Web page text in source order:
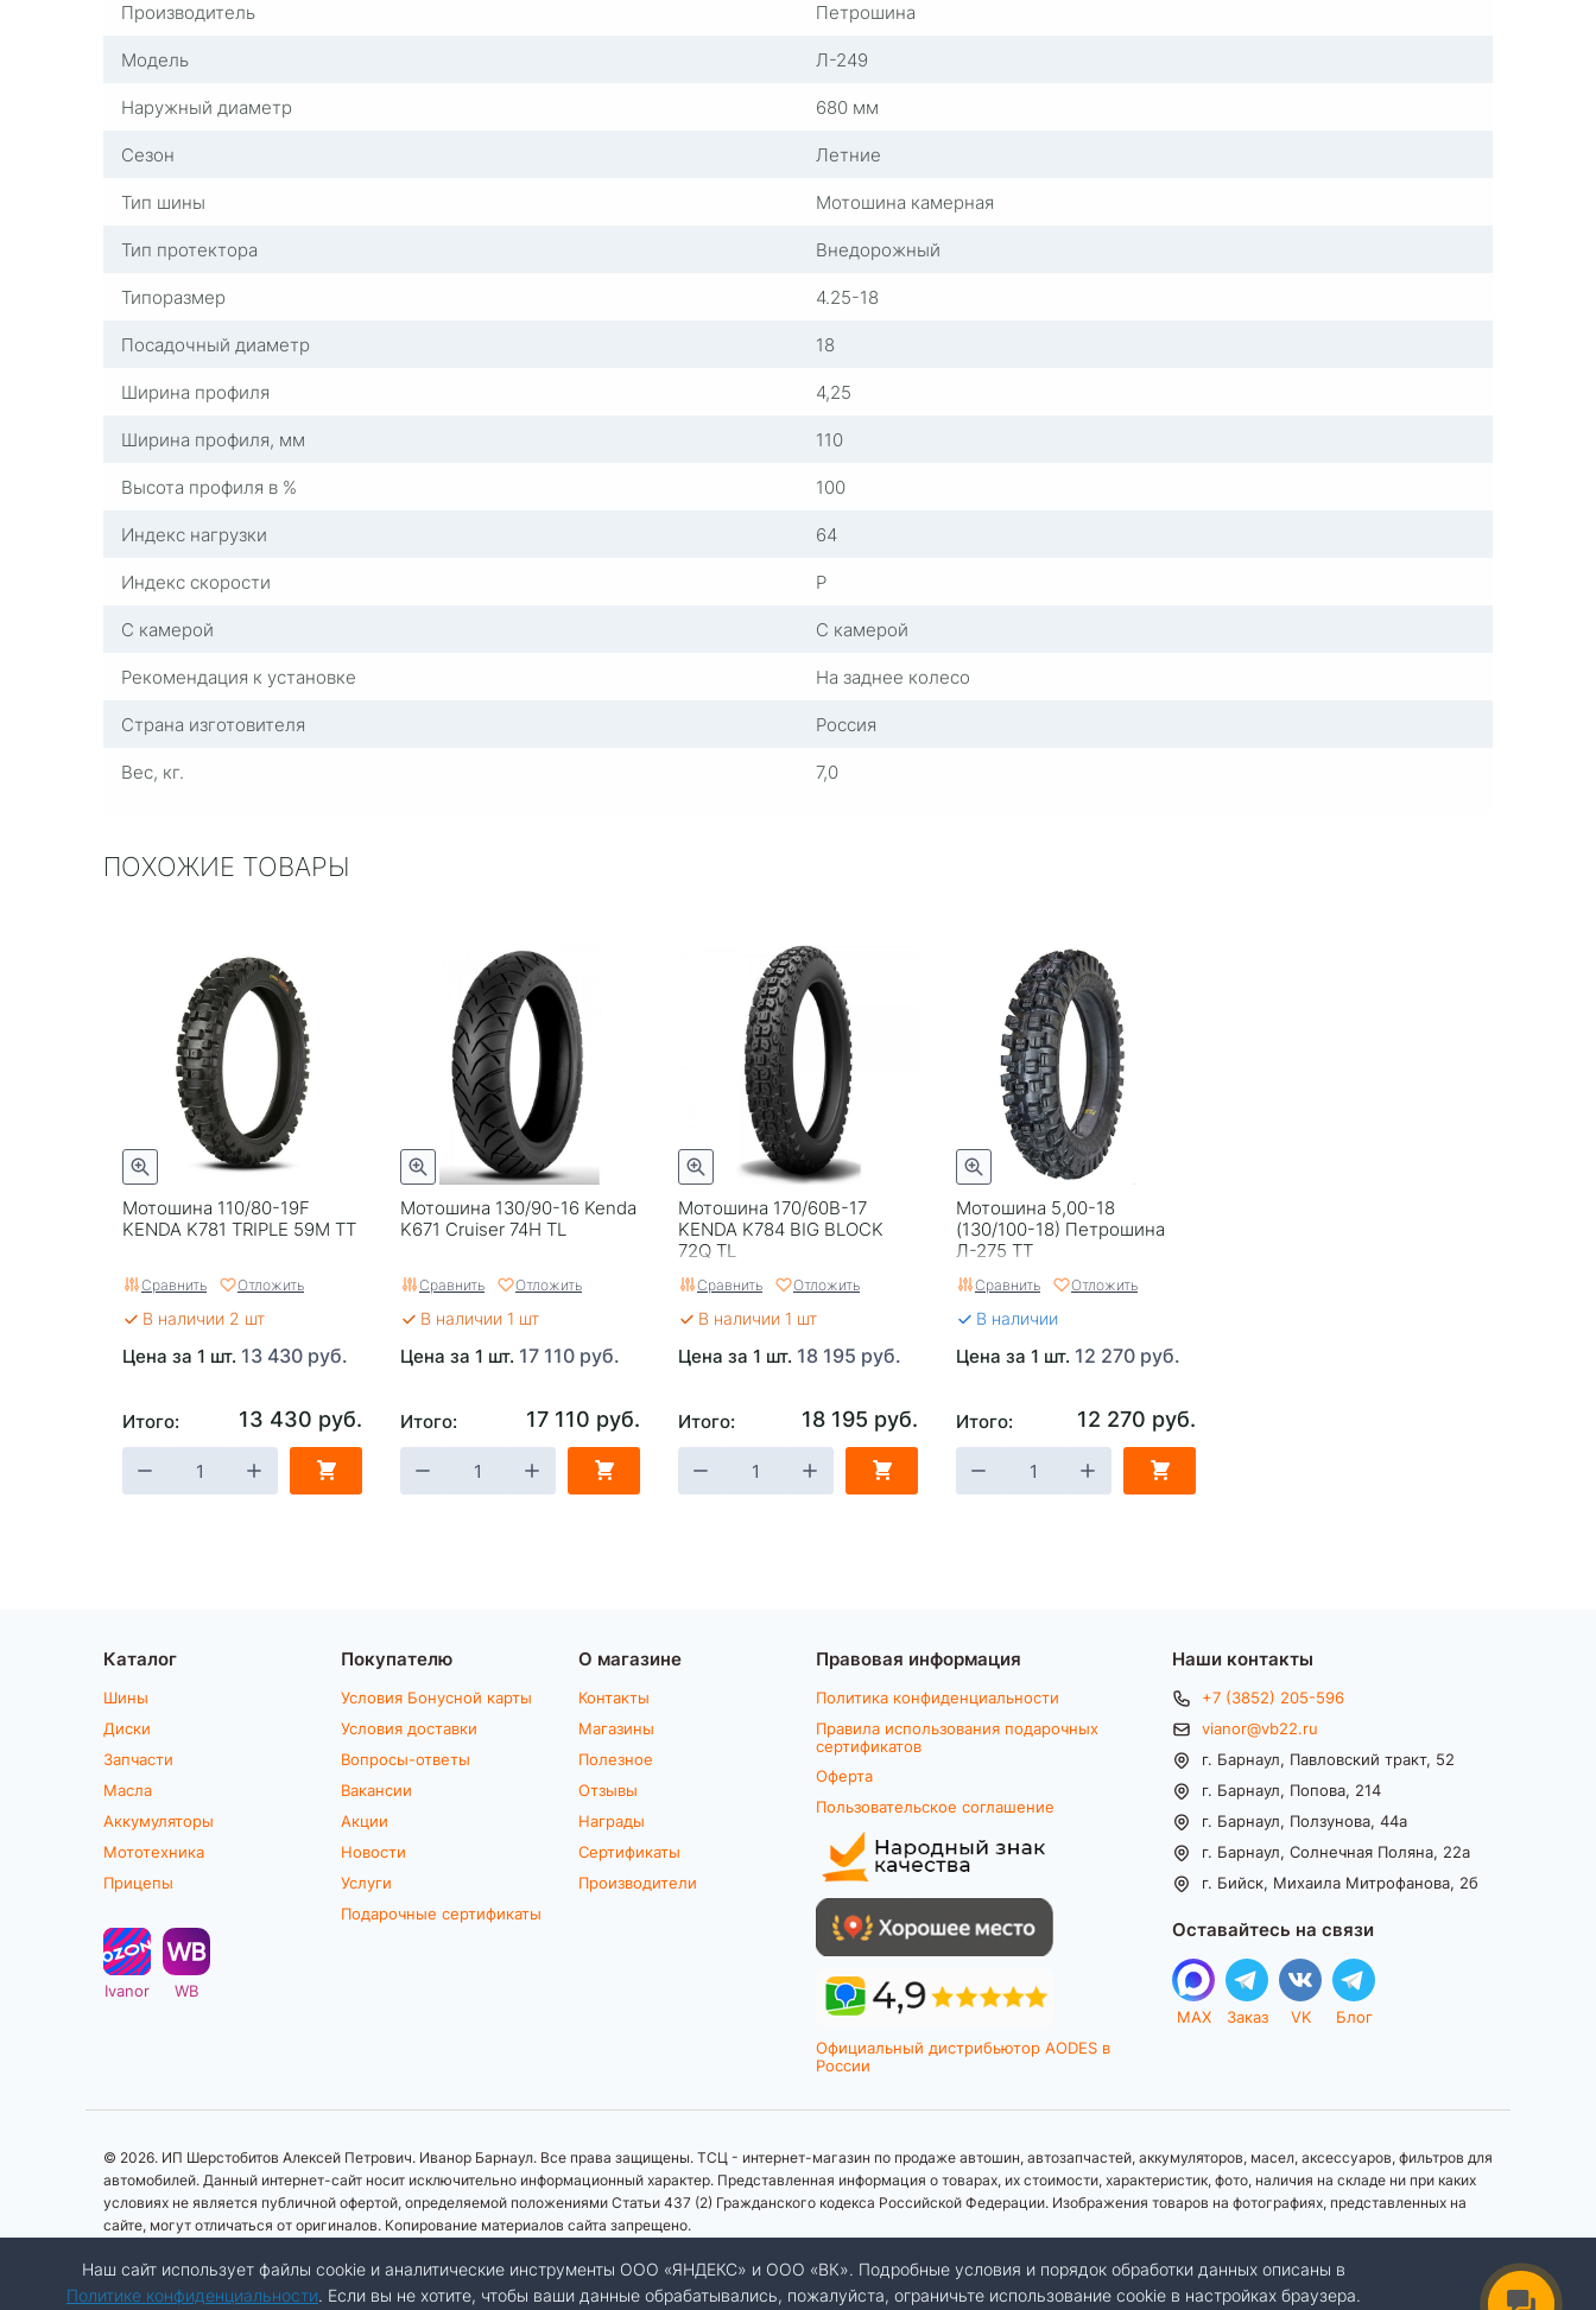
Производитель
Петрошина
Модель
Л-249
Наружный диаметр
680 мм
Сезон
Летние
Тип шины
Мотошина камерная
Тип протектора
Внедорожный
Типоразмер
4.25-18
Посадочный диаметр
18
Ширина профиля
4,25
Ширина профиля, мм
110
Высота профиля в %
100
Индекс нагрузки
64
Индекс скорости
P
С камерой
С камерой
Рекомендация к установке
На заднее колесо
Страна изготовителя
Россия
Вес, кг.
7,0
ПОХОЖИЕ ТОВАРЫ
Мотошина 110/80-19F
KENDA K781 TRIPLE 59M TT
Сравнить Отложить
В наличии 2 шт
Цена за 1 шт. 13 430 руб.
Итого: 13 430 руб.
Мотошина 130/90-16 Kenda
K671 Cruiser 74H TL
Сравнить Отложить
В наличии 1 шт
Цена за 1 шт. 17 110 руб.
Итого: 17 110 руб.
Мотошина 170/60B-17
KENDA K784 BIG BLOCK
72Q TL
Сравнить Отложить
В наличии 1 шт
Цена за 1 шт. 18 195 руб.
Итого: 18 195 руб.
Мотошина 5,00-18
(130/100-18) Петрошина
Л-275 TT
Сравнить Отложить
В наличии
Цена за 1 шт. 12 270 руб.
Итого: 12 270 руб.
Каталог
Шины
Диски
Запчасти
Масла
Аккумуляторы
Мототехника
Прицепы
Ivanor WB
Покупателю
Условия Бонусной карты
Условия доставки
Вопросы-ответы
Вакансии
Акции
Новости
Услуги
Подарочные сертификаты
О магазине
Контакты
Магазины
Полезное
Отзывы
Награды
Сертификаты
Производители
Правовая информация
Политика конфиденциальности
Правила использования подарочных
сертификатов
Оферта
Пользовательское соглашение
Официальный дистрибьютор AODES в
России
Наши контакты
+7 (3852) 205-596
vianor@vb22.ru
г. Барнаул, Павловский тракт, 52
г. Барнаул, Попова, 214
г. Барнаул, Ползунова, 44а
г. Барнаул, Солнечная Поляна, 22а
г. Бийск, Михаила Митрофанова, 2б
Оставайтесь на связи
MAX Заказ VK Блог
© 2026. ИП Шерстобитов Алексей Петрович. Иванор Барнаул. Все права защищены. ТСЦ - интернет-магазин по продаже автошин, автозапчастей, аккумуляторов, масел, аксессуаров, фильтров для
автомобилей. Данный интернет-сайт носит исключительно информационный характер. Представленная информация о товарах, их стоимости, характеристик, фото, наличия на складе ни при каких
условиях не является публичной офертой, определяемой положениями Статьи 437 (2) Гражданского кодекса Российской Федерации. Изображения товаров на фотографиях, представленных на
сайте, могут отличаться от оригиналов. Копирование материалов сайта запрещено.
Разработка сайта:Авалон
Наш сайт использует файлы cookie и аналитические инструменты ООО «ЯНДЕКС» и ООО «ВК». Подробные условия и порядок обработки данных описаны в
Политике конфиденциальности. Если вы не хотите, чтобы ваши данные обрабатывались, пожалуйста, ограничьте использование cookie в настройках браузера.